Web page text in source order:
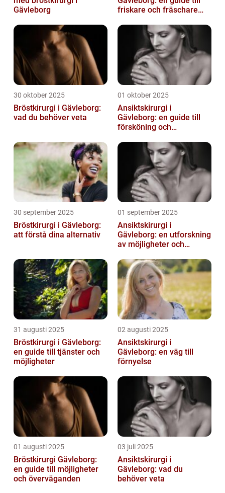
Gävleborg
friskare och fräschare
30 oktober 2025
Bröstkirurgi i Gävleborg:
vad du behöver veta
01 oktober 2025
Ansiktskirurgi i
Gävleborg: en guide till
försköning och
30 september 2025
Bröstkirurgi i Gävleborg:
att förstå dina alternativ
01 september 2025
Ansiktskirurgi i
Gävleborg: en utforskning
av möjligheter och
31 augusti 2025
Bröstkirurgi i Gävleborg:
en guide till tjänster och
möjligheter
02 augusti 2025
Ansiktskirurgi i
Gävleborg: en väg till
förnyelse
01 augusti 2025
Bröstkirurgi Gävleborg:
en guide till möjligheter
och överväganden
03 juli 2025
Ansiktskirurgi i
Gävleborg: vad du
behöver veta